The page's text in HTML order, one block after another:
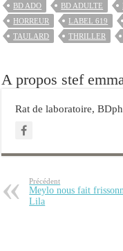
BD ADO
BD ADULTE
HORREUR
LABEL 619
TAULARD
THRILLER
A propos stef
Rat de laboratoire,
Précédent
Meylo nous fait
Lila